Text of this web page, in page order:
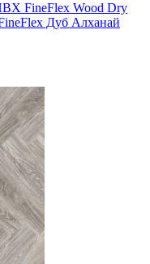
FineFlex Wood Dry
Дуб Алханай